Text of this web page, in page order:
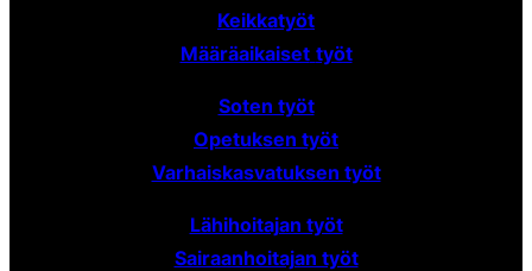
Keikkatyöt
Määräaikaiset työt
Soten työt
Opetuksen työt
Varhaiskasvatuksen työt
Lähihoitajan työt
Sairaanhoitajan työt